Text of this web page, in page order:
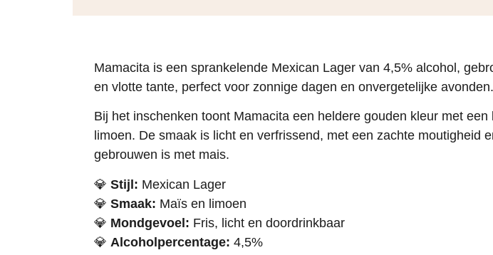
Mamacita is een sprankelende Mexican Lager van 4,5% alcohol,
en vlotte tante, perfect voor zonnige dagen en onvergetelijke avonden.
Bij het inschenken toont Mamacita een heldere gouden kleur met
limoen. De smaak is licht en verfrissend, met een zachte moutigheid
gebrouwen is met mais.
💎 Stijl: Mexican Lager
💎 Smaak: Maïs en limoen
💎 Mondgevoel: Fris, licht en doordrinkbaar
💎 Alcoholpercentage: 4,5%​